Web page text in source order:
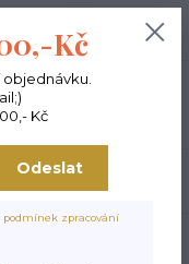
0,00 Kč
top GLOW UP lila
Kč
objednávku.
Kč
Odeslat
podmínek zpracování